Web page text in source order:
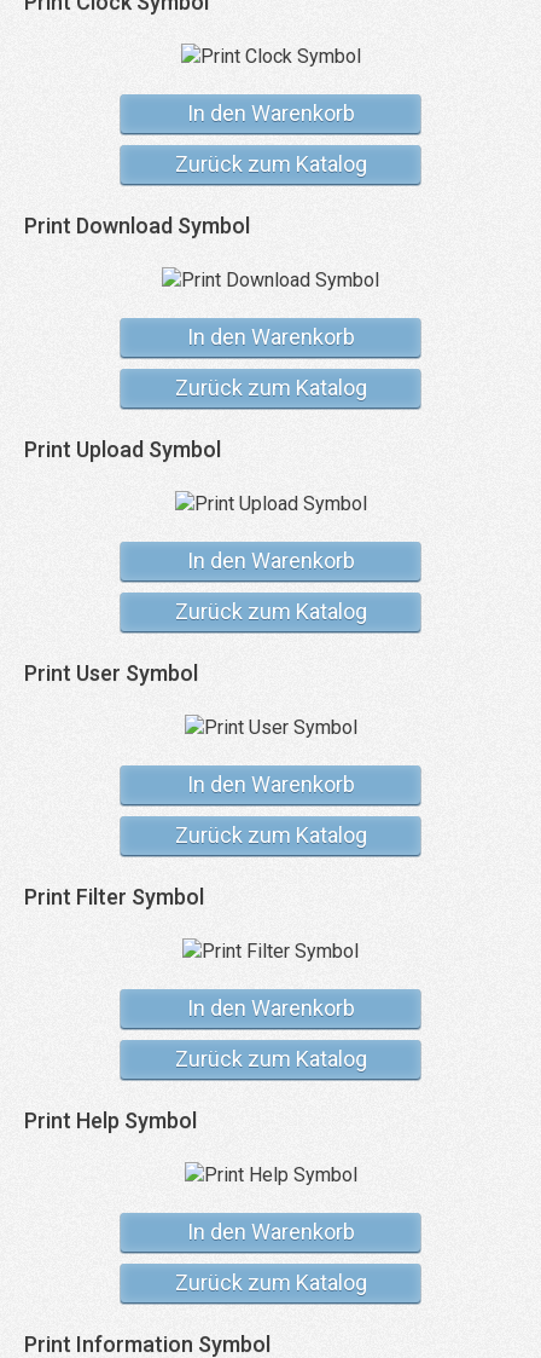
In den Warenkorb
Zurück zum Katalog
Print Download Symbol
In den Warenkorb
Zurück zum Katalog
Print Upload Symbol
In den Warenkorb
Zurück zum Katalog
Print User Symbol
In den Warenkorb
Zurück zum Katalog
Print Filter Symbol
In den Warenkorb
Zurück zum Katalog
Print Help Symbol
In den Warenkorb
Zurück zum Katalog
Print Information Symbol